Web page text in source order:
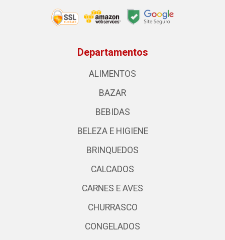
Departamentos
ALIMENTOS
BAZAR
BEBIDAS
BELEZA E HIGIENE
BRINQUEDOS
CALCADOS
CARNES E AVES
CHURRASCO
CONGELADOS